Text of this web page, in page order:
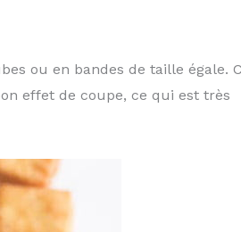
ou en bandes de taille égale.
effet de coupe, ce qui est très